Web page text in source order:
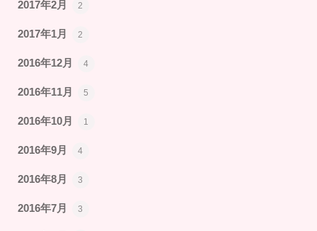
2017年2月 2
2017年1月 2
2016年12月 4
2016年11月 5
2016年10月 1
2016年9月 4
2016年8月 3
2016年7月 3